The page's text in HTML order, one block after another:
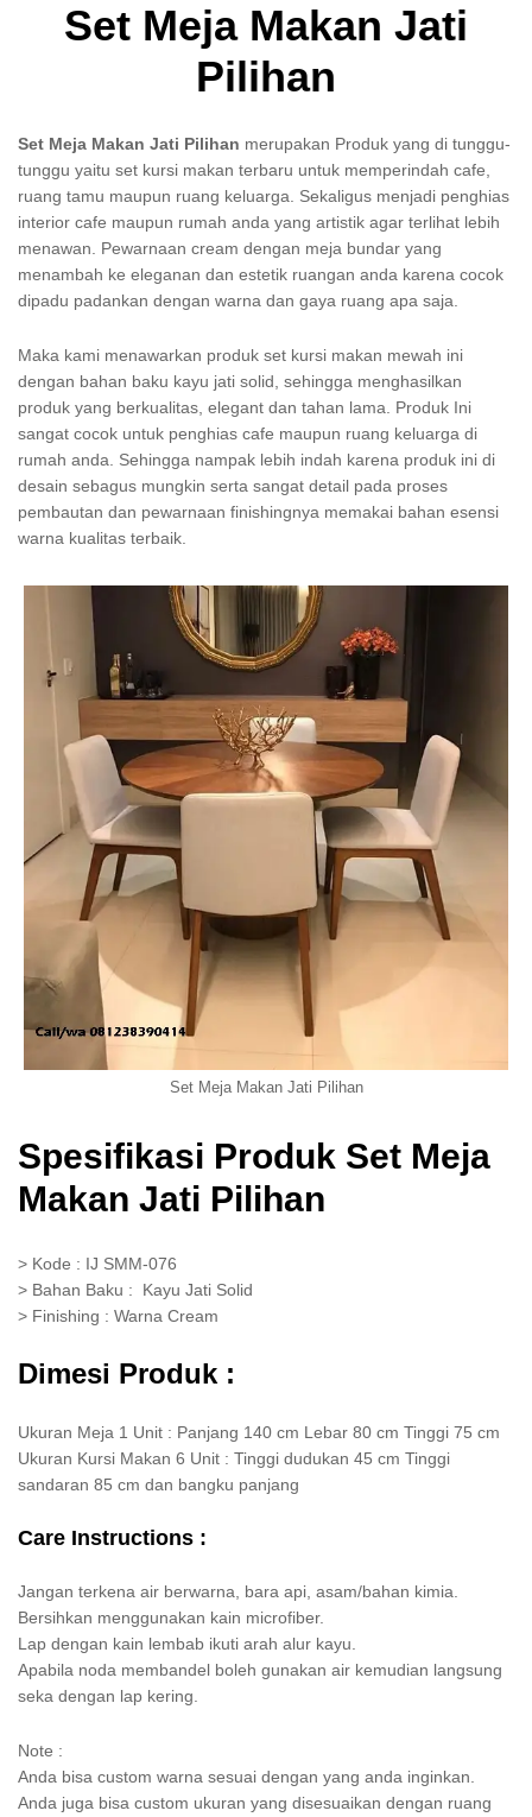
Set Meja Makan Jati
Pilihan
Set Meja Makan Jati Pilihan merupakan Produk yang di tunggu-
tunggu yaitu set kursi makan terbaru untuk memperindah cafe,
ruang tamu maupun ruang keluarga. Sekaligus menjadi penghias
interior cafe maupun rumah anda yang artistik agar terlihat lebih
menawan. Pewarnaan cream dengan meja bundar yang
menambah ke eleganan dan estetik ruangan anda karena cocok
dipadu padankan dengan warna dan gaya ruang apa saja.
Maka kami menawarkan produk set kursi makan mewah ini
dengan bahan baku kayu jati solid, sehingga menghasilkan
produk yang berkualitas, elegant dan tahan lama. Produk Ini
sangat cocok untuk penghias cafe maupun ruang keluarga di
rumah anda. Sehingga nampak lebih indah karena produk ini di
desain sebagus mungkin serta sangat detail pada proses
pembautan dan pewarnaan finishingnya memakai bahan esensi
warna kualitas terbaik.
Set Meja Makan Jati Pilihan
Spesifikasi Produk Set Meja
Makan Jati Pilihan
> Kode : IJ SMM-076
> Bahan Baku : Kayu Jati Solid
> Finishing : Warna Cream
Dimesi Produk :
Ukuran Meja 1 Unit : Panjang 140 cm Lebar 80 cm Tinggi 75 cm
Ukuran Kursi Makan 6 Unit : Tinggi dudukan 45 cm Tinggi
sandaran 85 cm dan bangku panjang
Care Instructions :
Jangan terkena air berwarna, bara api, asam/bahan kimia.
Bersihkan menggunakan kain microfiber.
Lap dengan kain lembab ikuti arah alur kayu.
Apabila noda membandel boleh gunakan air kemudian langsung
seka dengan lap kering.
Note :
Anda bisa custom warna sesuai dengan yang anda inginkan.
Anda juga bisa custom ukuran yang disesuaikan dengan ruang